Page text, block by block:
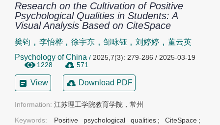
Research on the Cultivation of Positive
Psychological Qualities in Students: A
Visual Analysis Based on CiteSpace
樊钧 , 李怡桦 ,徐宇东 , 邹咏钰 ,刘婷婷 , 董云英
Psychology of China / 2025,7(3): 279-286 / 2025-03-19
1228
571
View Download PDF
Information: 江苏理工学院教育学院，常州
Keywords:
Positive psychological qualities ;CiteSpace ;